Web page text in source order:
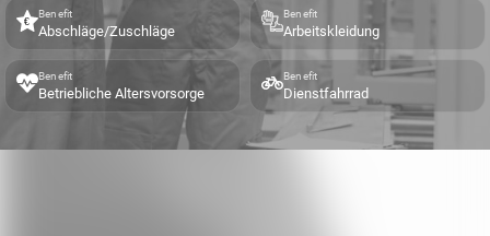
Benefit
Abschläge/Zuschläge
Benefit
Arbeitskleidung
Benefit
Betriebliche Altersvorsorge
Benefit
Dienstfahrrad